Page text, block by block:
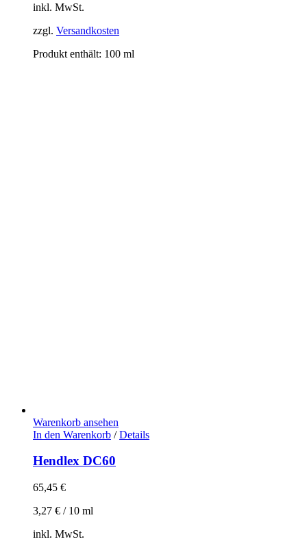
inkl. MwSt.
zzgl. Versandkosten
Produkt enthält: 100 ml
Warenkorb ansehen
In den Warenkorb / Details
Hendlex DC60
65,45 €
3,27 € / 10 ml
inkl. MwSt.